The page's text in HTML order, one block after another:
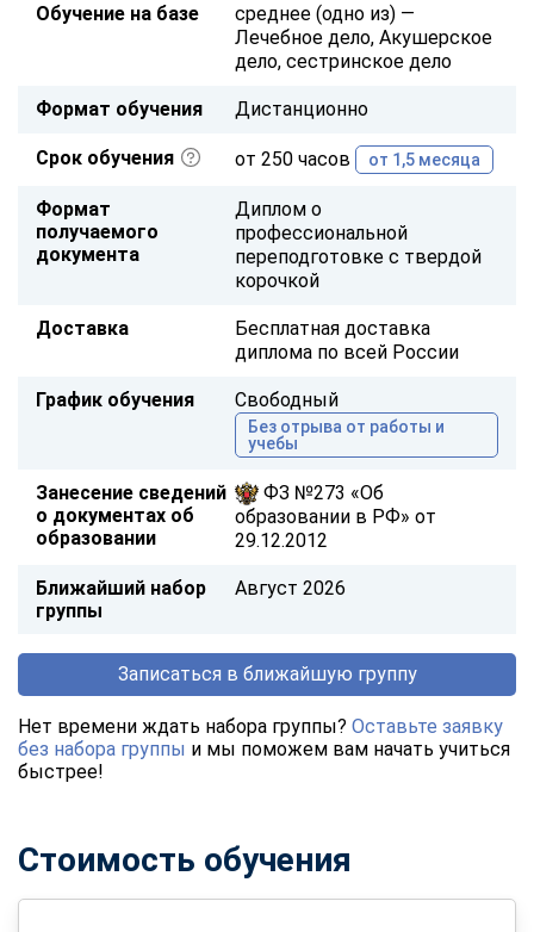
Обучение на базе
среднее (одно из) —
Лечебное дело, Акушерское
дело, сестринское дело
Формат обучения Дистанционно
Срок обучения от 250 часов от 1,5 месяца
Формат
получаемого
документа
Диплом о
профессиональной
переподготовке с твердой
корочкой
Доставка
Бесплатная доставка
диплома по всей России
График обучения Свободный
Без отрыва от работы и
учебы
Занесение сведений
о документах об
образовании
ФЗ №273 «Об
образовании в РФ» от
29.12.2012
Ближайший набор
группы
Август 2026
Записаться в ближайшую группу
Нет времени ждать набора группы? Оставьте заявку
без набора группы и мы поможем вам начать учиться
быстрее!
Стоимость обучения